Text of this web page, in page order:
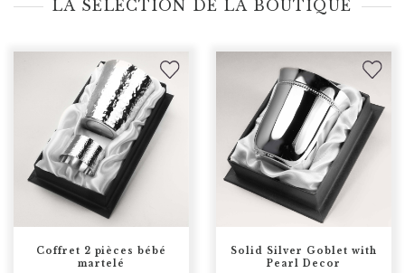
LA SÉLECTION DE LA BOUTIQUE
Coffret 2 pièces bébé
martelé
Solid Silver Goblet with
Pearl Decor